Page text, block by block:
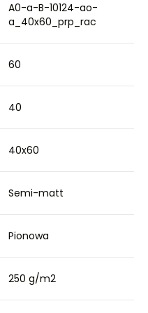
A0-a-B-10124-ao-
a_40x60_prp_rac
60
40
40x60
Semi-matt
Pionowa
250 g/m2